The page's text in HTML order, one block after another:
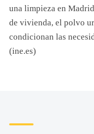
una limpieza en
de vivienda, el polvo
condicionan las
(ine.es)